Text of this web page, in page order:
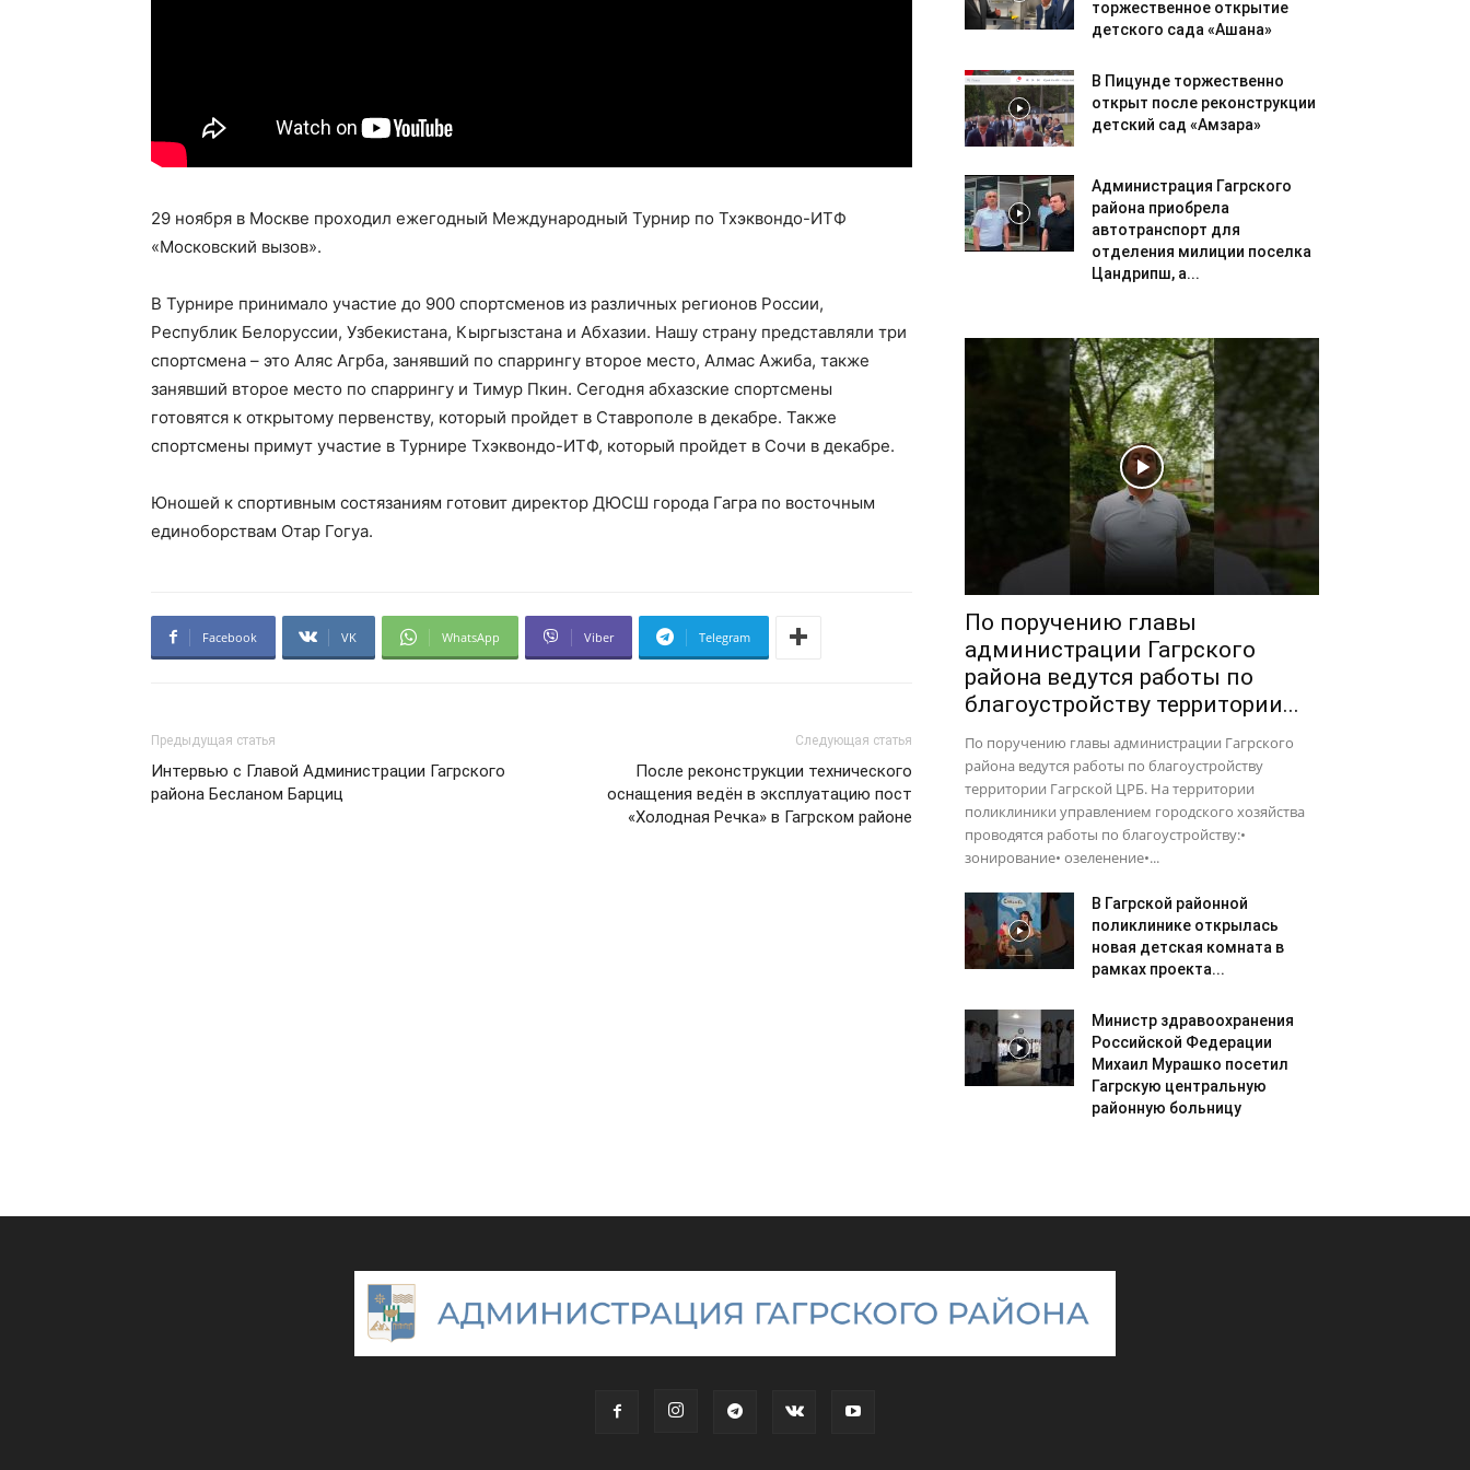
29 ноября в Москве проходил ежегодный Международный Турнир по Тхэквондо-ИТФ
«Московский вызов».
В Турнире принимало участие до 900 спортсменов из различных регионов России,
Республик Белоруссии, Узбекистана, Кыргызстана и Абхазии. Нашу страну представляли три
спортсмена – это Аляс Агрба, занявший по спаррингу второе место, Алмас Ажиба, также
занявший второе место по спаррингу и Тимур Пкин. Сегодня абхазские спортсмены
готовятся к открытому первенству, который пройдет в Ставрополе в декабре. Также
спортсмены примут участие в Турнире Тхэквондо-ИТФ, который пройдет в Сочи в декабре.
Юношей к спортивным состязаниям готовит директор ДЮСШ города Гагра по восточным
единоборствам Отар Гогуа.
Facebook VK WhatsApp Viber Telegram
Предыдущая статья
Интервью с Главой Администрации Гагрского
района Бесланом Барциц
Следующая статья
После реконструкции технического
оснащения ведён в эксплуатацию пост
«Холодная Речка» в Гагрском районе
торжественное открытие
детского сада «Ашана»
В Пицунде торжественно
открыт после реконструкции
детский сад «Амзара»
Администрация Гагрского
района приобрела
автотранспорт для
отделения милиции поселка
Цандрипш, а...
По поручению главы
администрации Гагрского
района ведутся работы по
благоустройству территории...
По поручению главы администрации Гагрского
района ведутся работы по благоустройству
территории Гагрской ЦРБ. На территории
поликлиники управлением городского хозяйства
проводятся работы по благоустройству:•
зонирование• озеленение•...
В Гагрской районной
поликлинике открылась
новая детская комната в
рамках проекта...
Министр здравоохранения
Российской Федерации
Михаил Мурашко посетил
Гагрскую центральную
районную больницу